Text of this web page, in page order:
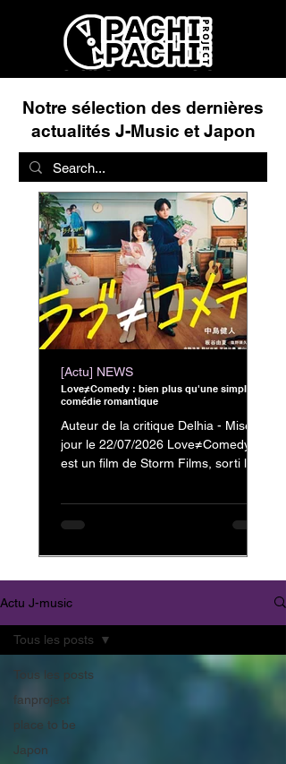
Notre sélection des dernières
actualités J-Music et Japon
Love≠Comedy : bien plus qu'une simple
comédie romantique
Auteur de la critique Delhia - Mise à
jour le 22/07/2026 Love≠Comedy
est un film de Storm Films, sorti le 3
dans le rôle de Kanzaki Reiji et
Nagahama Neru dans celui de
de Nakajima Kento, on ne pouvait
Love≠Comedy qui m'ont donné
envie de vous partager mon avis.
[Actu] NEWS
Actu J-music
Tous les posts
fanproject
place to be
Japon
Tous les posts